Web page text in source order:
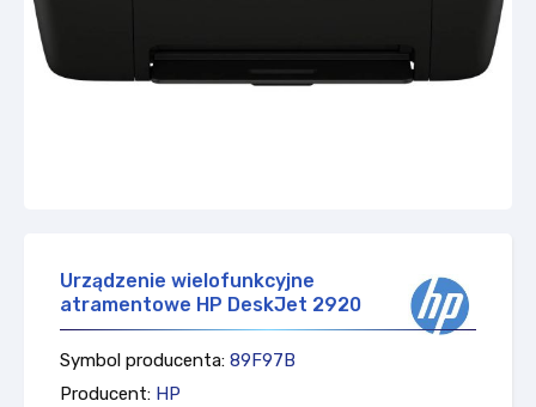
Urządzenie wielofunkcyjne
atramentowe HP DeskJet 2920
Symbol producenta: 89F97B
Producent: HP